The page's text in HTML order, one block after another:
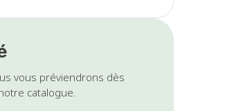
vous préviendrons dès
catalogue.